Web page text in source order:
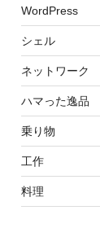
WordPress
シェル
ネットワーク
ハマった逸品
乗り物
工作
料理